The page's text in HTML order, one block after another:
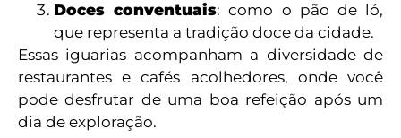
Doces conventuais: como o pão de ló,
que representa a tradição doce da cidade.
Essas iguarias acompanham a diversidade de
restaurantes e cafés acolhedores, onde você
pode desfrutar de uma boa refeição após um
dia de exploração.